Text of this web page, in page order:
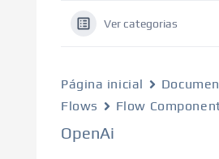
Ver categorias
Página inicial
Flows
Flow
OpenAi